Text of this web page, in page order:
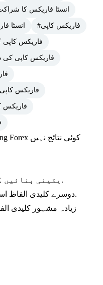
#انسٹا فاریکس کا شراکت
#انسٹا #فاریکس کاپی
#فاریکس
#فاریکس کاپی
#فاریکس کاپی
#فاریکس
Forex
یقینی بنائیں کہ تمام الفاظ درست ہیں.
دوسرے کلیدی الفاظ استعمال کرنے کی کوشش کریں.
زیادہ مشہور کلیدی